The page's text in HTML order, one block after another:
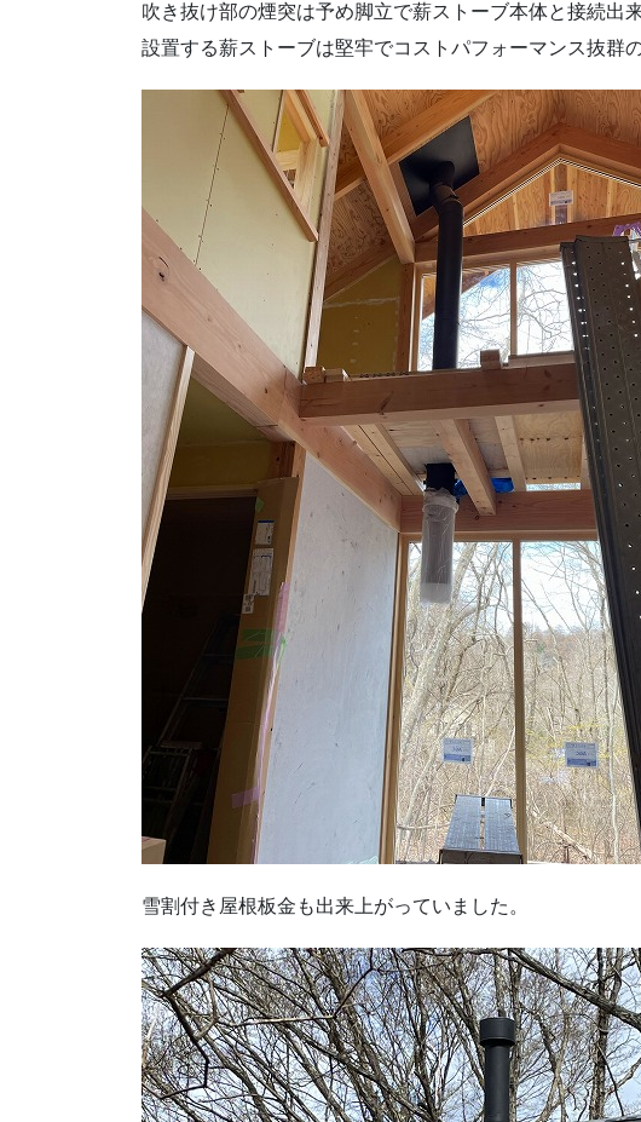
吹き抜け部の煙突は予め脚立で薪ストーブ本体と接続出
設置する薪ストーブは堅牢でコストパフォーマンス抜群
雪割付き屋根板金も出来上がっていました。